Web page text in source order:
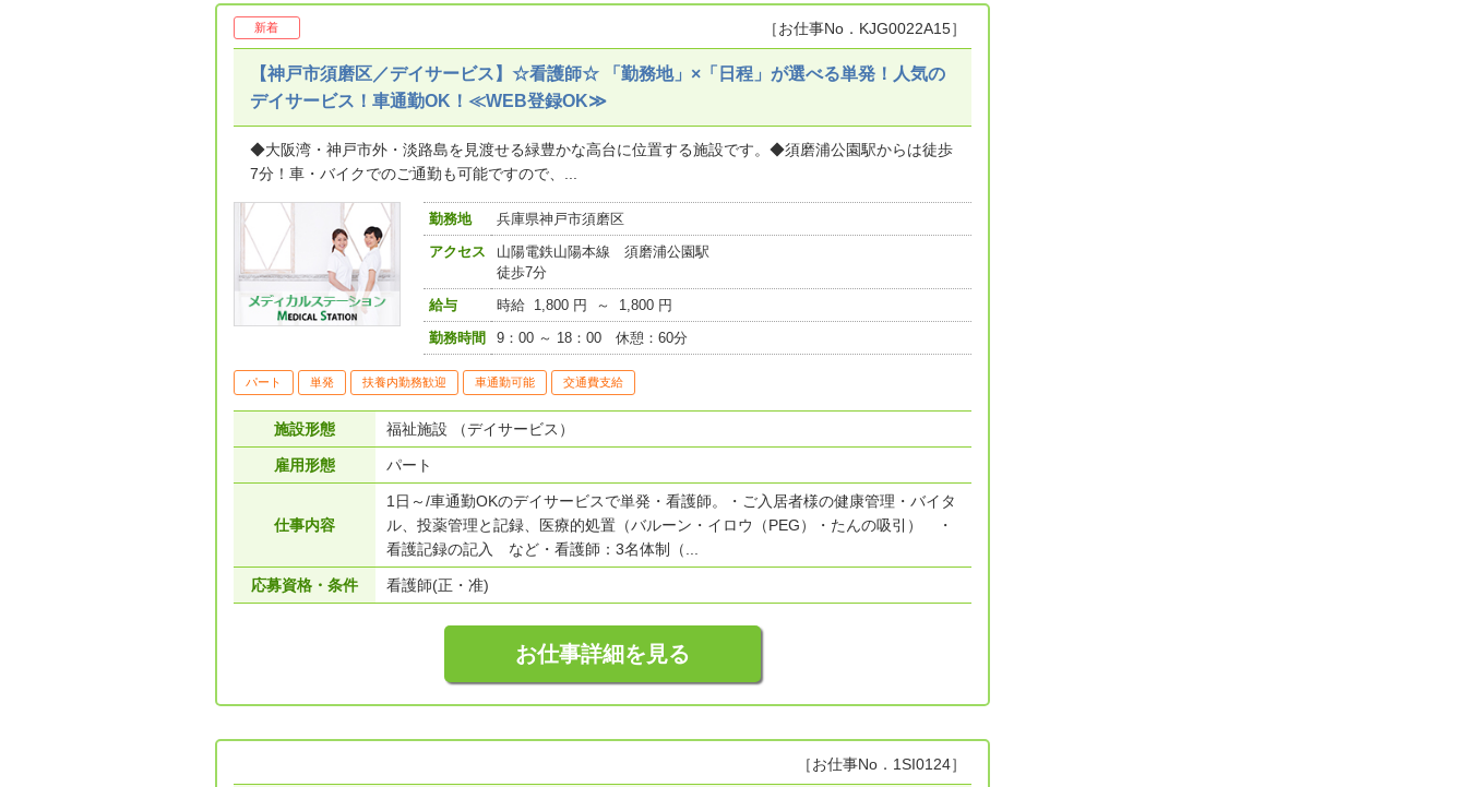
［お仕事No．KJG0022A15］
新着
【神戸市須磨区／デイサービス】☆看護師☆ 「勤務地」×「日程」が選べる単発！人気の
デイサービス！車通勤OK！≪WEB登録OK≫
◆大阪湾・神戸市外・淡路島を見渡せる緑豊かな高台に位置する施設です。◆須磨浦公園駅からは徒歩
7分！車・バイクでのご通勤も可能ですので、...
勤務地
兵庫県神戸市須磨区
アクセス
山陽電鉄山陽本線 須磨浦公園駅
徒歩7分
給与
時給 1,800 円 ～ 1,800 円
勤務時間
9：00 ～ 18：00 休憩：60分
パート 単発 扶養内勤務歓迎 車通勤可能 交通費支給
施設形態 福祉施設 （デイサービス）
雇用形態 パート
仕事内容
1日～/車通勤OKのデイサービスで単発・看護師。・ご入居者様の健康管理・バイタ
ル、投薬管理と記録、医療的処置（バルーン・イロウ（PEG）・たんの吸引） ・
看護記録の記入 など・看護師：3名体制（...
応募資格・条件 看護師(正・准)
お仕事詳細を見る
［お仕事No．1SI0124］